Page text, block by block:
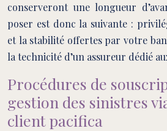
conserveront une longueur
poser est donc la suivante :
et la stabilité offertes par votre
la technicité d’un assureur dédié
Procédures de
gestion des sinistres
client pacifica